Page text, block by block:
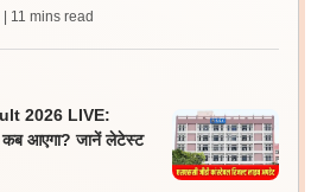
| 11 mins read
2026 LIVE:
कब आएगा? जानें लेटेस्ट